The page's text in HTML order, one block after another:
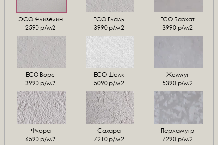
ЭСО Флизелин
2590 р/м2
ЕСО Гладь
3990 р/м2
ECO Бархат
3990 р/м2
ЕСО Ворс
3990 р/м2
ЕСО Шелк
5090 р/м2
Жемчуг
5390 р/м2
Флора
6590 р/м2
Сахара
7210 р/м2
Перламутр
7290 р/м2